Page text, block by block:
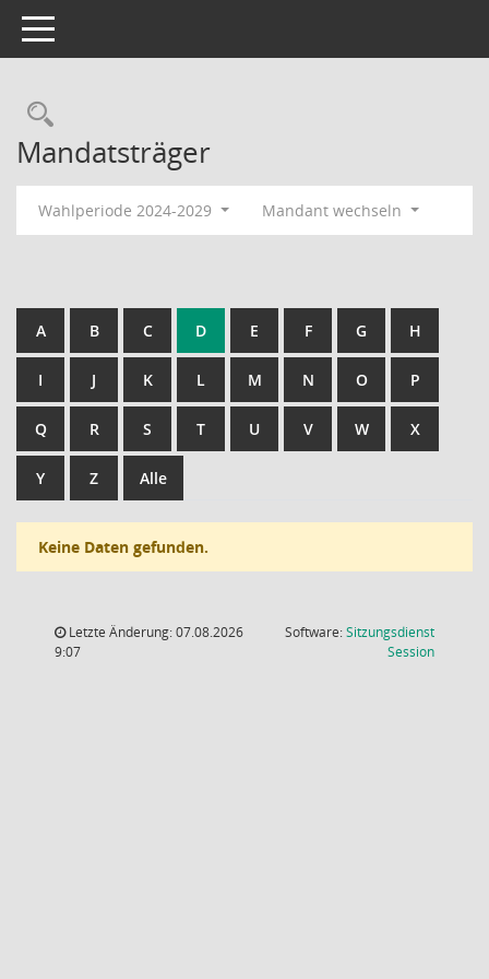
Toggle navigation
Rechercheauswahl
Mandatsträger
Wahlperiode 2024-2029 Mandant wechseln
A B C D E F G H
I J K L M N O P
Q R S T U V W X
Y Z Alle
Keine Daten gefunden.
Letzte Änderung: 07.08.2026
9:07
Software:Sitzungsdienst
Session(Wird in